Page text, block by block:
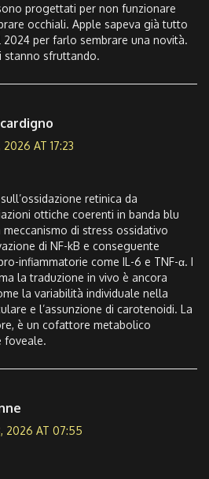
progettati per non funzionare
occhiali. Apple sapeva già tutto
per farlo sembrare una novità.
stanno sfruttando.
AT 17:23
retinica da
ottiche coerenti in banda blu
meccanismo di stress ossidativo
di NF-kB e conseguente
infiammatorie come IL-6 e TNF-α. I
la traduzione in vivo è ancora
la variabilità individuale nella
e l’assunzione di carotenoidi. La
è un cofattore metabolico
foveale.
2026 AT 07:55